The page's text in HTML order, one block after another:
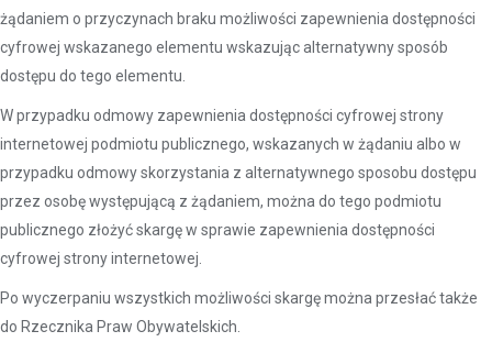
żądaniem o przyczynach braku możliwości zapewnienia dostępności
cyfrowej wskazanego elementu wskazując alternatywny sposób
dostępu do tego elementu.
W przypadku odmowy zapewnienia dostępności cyfrowej strony
internetowej podmiotu publicznego, wskazanych w żądaniu albo w
przypadku odmowy skorzystania z alternatywnego sposobu dostępu
przez osobę występującą z żądaniem, można do tego podmiotu
publicznego złożyć skargę w sprawie zapewnienia dostępności
cyfrowej strony internetowej.
Po wyczerpaniu wszystkich możliwości skargę można przesłać także
do Rzecznika Praw Obywatelskich.